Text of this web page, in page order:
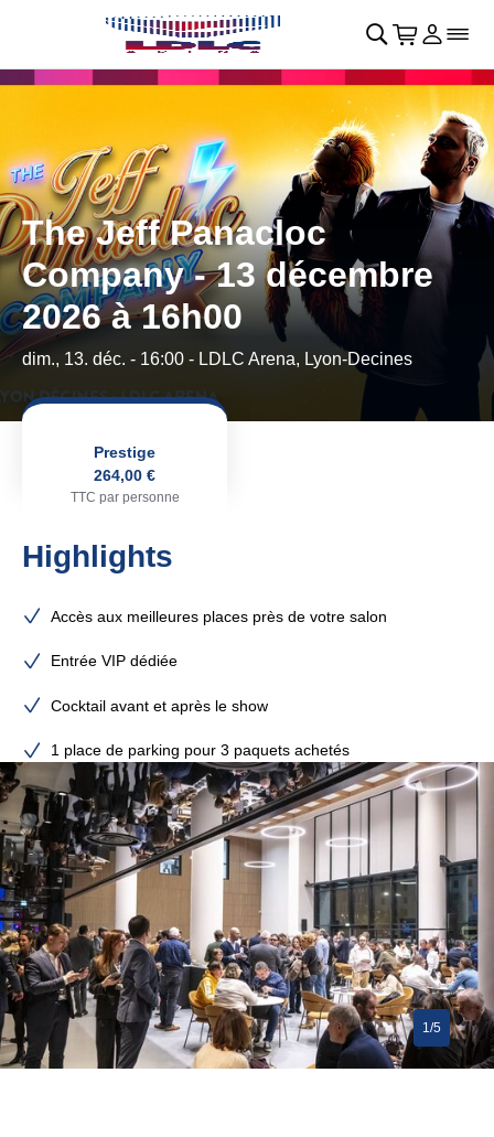
Retour au menu principal􀄫
􀊫 Cart
􀍩 Se
􀉩􀌇
The Jeff Panacloc
Company - 13 décembre
2026 à 16h00
dim., 13. déc. - 16:00 - LDLC Arena, Lyon-Decines
Prestige
264,00 €
TTC par personne
Highlights
Accès aux meilleures places près de votre salon
Entrée VIP dédiée
Cocktail avant et après le show
1 place de parking pour 3 paquets achetés
1/5